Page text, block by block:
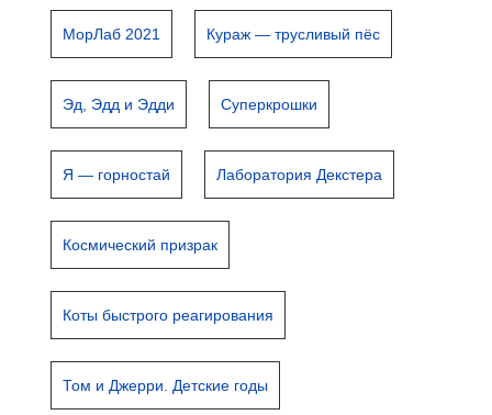
МорЛаб 2021 Кураж — трусливый пёс
Эд, Эдд и Эдди Суперкрошки
Я — горностай Лаборатория Декстера
Космический призрак
Коты быстрого реагирования
Том и Джерри. Детские годы